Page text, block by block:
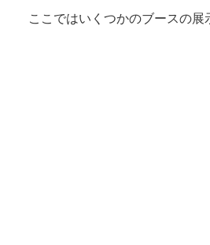
ここではいくつかのブースの展